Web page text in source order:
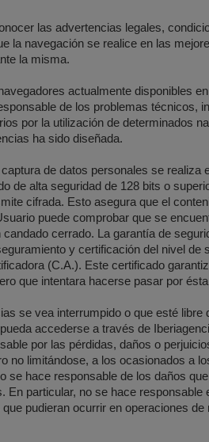
las advertencias legales,
la navegación se realice en las
la misma.
actualmente disponibles
de los problemas técnicos,
por la utilización de determinados
ha sido diseñada.
de datos personales se realiza
de alta seguridad de 128 bits o
cifrada. Esto asegura que el
puede comprobar que se
cerrado. La garantía de
y certificación del nivel de
(C.A.). Este certificado
que intentara hacerse pasar por
se vea interrumpido o que esté libre
accederse a través de
por las pérdidas, daños o
no limitándose, a los ocasionados a
se hace responsable de los daños
particular, no se hace responsable
pudieran ocurrir en operaciones de